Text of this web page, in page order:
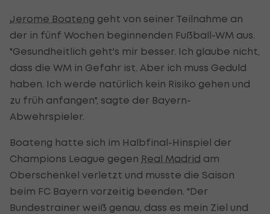
Jerome Boateng geht von seiner Teilnahme an
der in fünf Wochen beginnenden Fußball-WM aus.
"Gesundheitlich geht's mir besser. Ich glaube nicht,
dass die WM in Gefahr ist. Aber ich muss Geduld
haben. Ich werde natürlich kein Risiko gehen und
zu früh anfangen", sagte der Bayern-
Abwehrspieler.
Boateng hatte sich im Halbfinal-Hinspiel der
Champions League gegen Real Madrid am
Oberschenkel verletzt und musste die Saison
beim FC Bayern vorzeitig beenden. "Der
Bundestrainer weiß genau, dass es mein Ziel und